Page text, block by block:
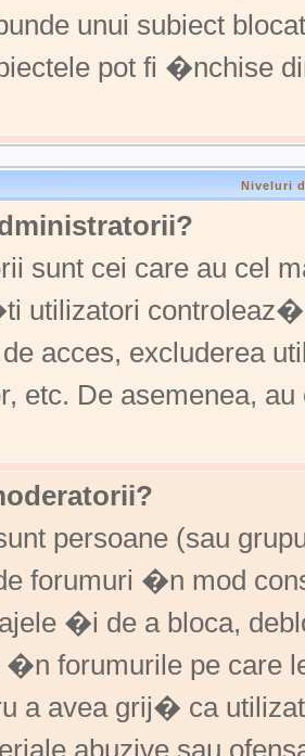
unui subiect
pot fi �nchise
Niveluri
sunt cei care au cel
utilizatori
acces, excluderea
etc. De asemenea,
persoane (sau
forumuri �n mod
�i de a bloca,
forumurile pe care
a avea grij� ca
abuzive sau